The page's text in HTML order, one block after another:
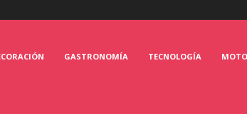
GASTRONOMÍA TECNOLOGÍA